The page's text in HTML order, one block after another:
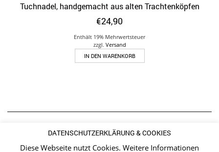
Tuchnadel, handgemacht aus alten Trachtenköpfen
€24,90
Enthält 19% Mehrwertsteuer
zzgl. Versand
IN DEN WARENKORB
DATENSCHUTZERKLÄRUNG & COOKIES
Diese Webseite nutzt Cookies. Weitere Informationen